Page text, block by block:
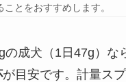
ことをおすすめします。
成犬（1日47g）な
が目安です。計量ス